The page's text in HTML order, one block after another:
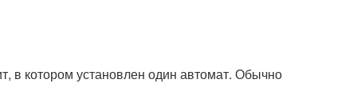
в котором установлен один автомат. Обычно